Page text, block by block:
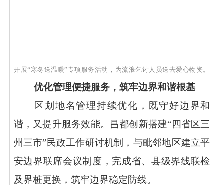
开展“寒冬送温暖”专项服务活动，为流浪乞讨人员送去爱心物资。
优化管理便捷服务，筑牢边界和谐根基
区划地名管理持续优化，既守好边界和
谐，又提升服务效能。昌都创新搭建“四省区三
州三市”民政工作研讨机制，与毗邻地区建立平
安边界联席会议制度，完成省、县级界线联检
及界桩更换，筑牢边界稳定防线。